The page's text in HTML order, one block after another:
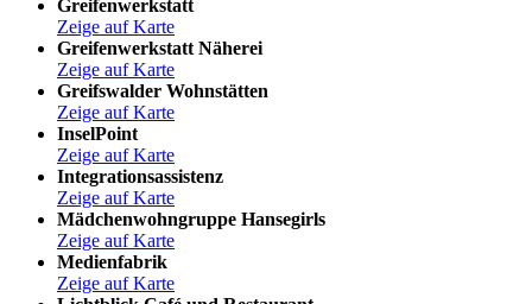
Greifenwerkstatt
Zeige auf Karte
Greifenwerkstatt Näherei
Zeige auf Karte
Greifswalder Wohnstätten
Zeige auf Karte
InselPoint
Zeige auf Karte
Integrationsassistenz
Zeige auf Karte
Mädchenwohngruppe Hansegirls
Zeige auf Karte
Medienfabrik
Zeige auf Karte